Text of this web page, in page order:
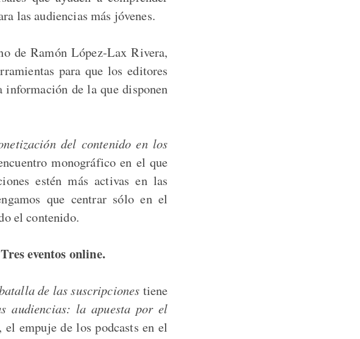
las audiencias más jóvenes.
de Ramón López-Lax Rivera,
para que los editores
de la que disponen
del contenido en los
monográfico en el que
estén más activas en las
que centrar sólo en el
el contenido.
eventos online.
de las suscripciones tiene
audiencias: la apuesta por el
empuje de los podcasts en el